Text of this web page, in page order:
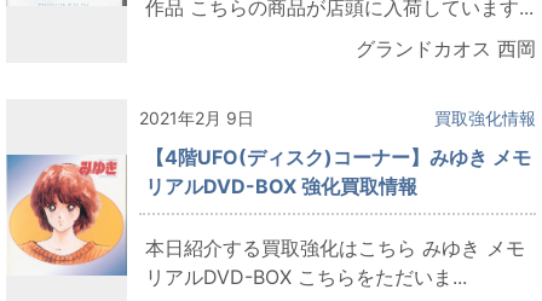
作品 こちらの商品が店頭に入荷しています...
グランドカオス 西岡
2021年2月 9日 買取強化情報
【4階UFO(ディスク)コーナー】みゆき メモ
リアルDVD-BOX 強化買取情報
本日紹介する買取強化はこちら みゆき メモ
リアルDVD-BOX こちらをただいま...